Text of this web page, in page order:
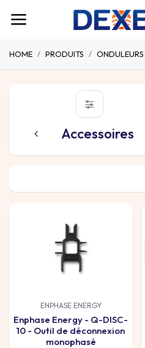
HOME PRODUITS ONDULEURS
Accessoires
ENPHASE ENERGY
Enphase Energy - Q-DISC-
10 - Outil de déconnexion
monophasé